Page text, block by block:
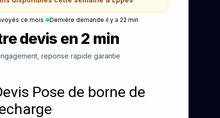
ce mois Dernière demande il y a 22 min
devis en 2 min
reponse rapide garantie
Pose de borne de